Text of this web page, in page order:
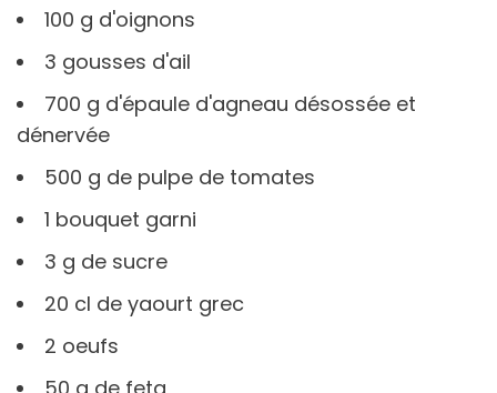
100 g d'oignons
3 gousses d'ail
700 g d'épaule d'agneau désossée et
dénervée
500 g de pulpe de tomates
1 bouquet garni
3 g de sucre
20 cl de yaourt grec
2 oeufs